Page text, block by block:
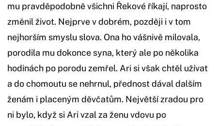
mu pravděpodobně všichni Řekové říkají, naprosto
změnil život. Nejprve v dobrém, později i v tom
nejhorším smyslu slova. Ona ho vášnivě milovala,
porodila mu dokonce syna, který ale po několika
hodinách po porodu zemřel. Ari si však chtěl užívat
a do chomoutu se nehrnul, přednost dával dalším
ženám i placeným děvčatům. Největší zradou pro
ni bylo, když si Ari vzal za ženu vdovu po